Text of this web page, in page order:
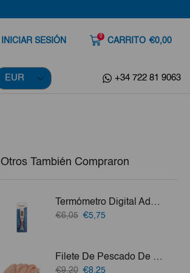
INICIAR SESIÓN 0 CARRITO €0,00
+34 722 81 9063
Otros También Compraron
Termómetro Digital Adulto Flexible Imagine
€6,05 El
€6,05.
€5,75El
€5,75.
Filete De Pescado De Mar (Jurel, Aguají, Merluza, Perro O Bonito) 3lb
€9,20 El
€8,25El